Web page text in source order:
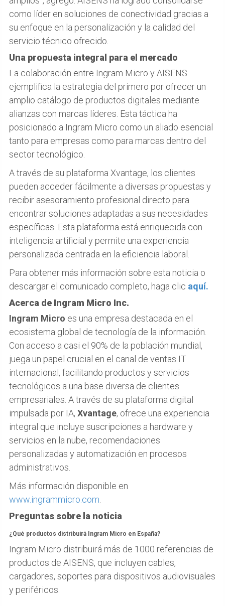
como líder en soluciones de conectividad gracias a
su enfoque en la personalización y la calidad del
servicio técnico ofrecido.
Una propuesta integral para el mercado
La colaboración entre Ingram Micro y AISENS
ejemplifica la estrategia del primero por ofrecer un
amplio catálogo de productos digitales mediante
alianzas con marcas líderes. Esta táctica ha
posicionado a Ingram Micro como un aliado esencial
tanto para empresas como para marcas dentro del
sector tecnológico.
A través de su plataforma Xvantage, los clientes
pueden acceder fácilmente a diversas propuestas y
recibir asesoramiento profesional directo para
encontrar soluciones adaptadas a sus necesidades
específicas. Esta plataforma está enriquecida con
inteligencia artificial y permite una experiencia
personalizada centrada en la eficiencia laboral.
Para obtener más información sobre esta noticia o
descargar el comunicado completo, haga clic aquí.
Acerca de Ingram Micro Inc.
Ingram Micro es una empresa destacada en el
ecosistema global de tecnología de la información.
Con acceso a casi el 90% de la población mundial,
juega un papel crucial en el canal de ventas IT
internacional, facilitando productos y servicios
tecnológicos a una base diversa de clientes
empresariales. A través de su plataforma digital
impulsada por IA, Xvantage, ofrece una experiencia
integral que incluye suscripciones a hardware y
servicios en la nube, recomendaciones
personalizadas y automatización en procesos
administrativos.
Más información disponible en
www.ingrammicro.com
Preguntas sobre la noticia
¿Qué productos distribuirá Ingram Micro en España?
Ingram Micro distribuirá más de 1000 referencias de
productos de AISENS, que incluyen cables,
cargadores, soportes para dispositivos audiovisuales
y periféricos.